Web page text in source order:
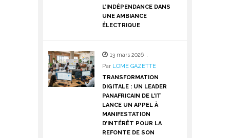
L’INDÉPENDANCE DANS
UNE AMBIANCE
ÉLECTRIQUE
13 mars 2026 ,
Par LOME GAZETTE
TRANSFORMATION
DIGITALE : UN LEADER
PANAFRICAIN DE L’IT
LANCE UN APPEL À
MANIFESTATION
D’INTÉRÊT POUR LA
REFONTE DE SON